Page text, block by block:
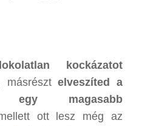
kockázatot
másrésztelveszíted a
egy magasabb
ott lesz még az